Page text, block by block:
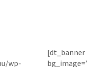
wp-
[dt_banner